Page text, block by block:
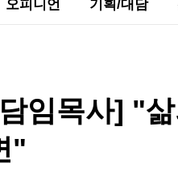
오피니언 기획/대담
임목사] "삶
"